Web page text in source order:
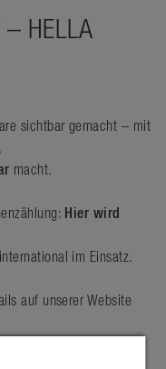
– HELLA
sichtbar gemacht – mit
,
macht.
Hier wird
im Einsatz.
auf unserer Website